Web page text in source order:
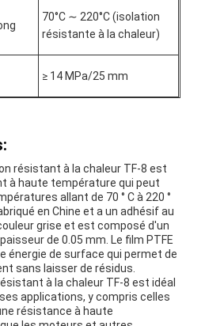
à la chaleur d'isolation
tissu en verre
film de Polyimide
papier d'aluminium
70°C ∼ 220°C (isolation
résistante à la chaleur)
≥ 14 MPa/25 mm
résistant à la chaleur TF-8 est
à haute température qui peut
allant de 70 ° C à 220 °
en Chine et a un adhésif au
grise et est composé d'un
de 0.05 mm. Le film PTFE
énergie de surface qui permet de
sans laisser de résidus.
à la chaleur TF-8 est idéal
applications, y compris celles
résistance à haute